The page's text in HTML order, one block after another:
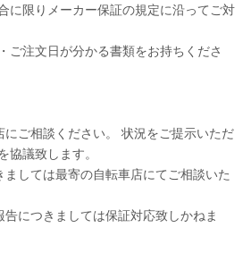
に限りメーカー保証の規定に沿ってご対
ご注文日が分かる書類をお持ちくださ
ご相談ください。 状況をご提示いただ
協議致します。
しては最寄の自転車店にてご相談いた
につきましては保証対応致しかねま